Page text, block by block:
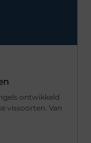
ontwikkeld
vissoorten. Van